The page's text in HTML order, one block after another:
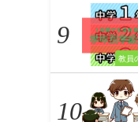
教員